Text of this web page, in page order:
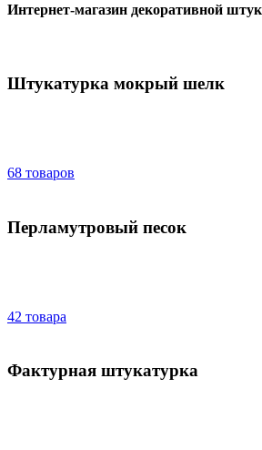
Интернет-магазин декоративной
Штукатурка мокрый шелк
68 товаров
Перламутровый песок
42 товара
Фактурная штукатурка